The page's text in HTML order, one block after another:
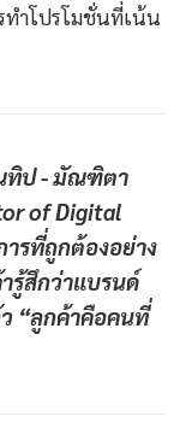
ทำโปรโมชั่นที่เน้น
ทิป - มัณฑิตา
of Digital
ารที่ถูกต้องอย่าง
รู้สึกว่าแบรนด์
ว “ลูกค้าคือคนที่